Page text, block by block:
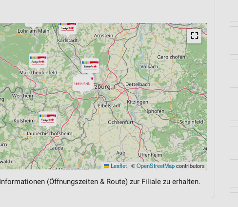
⛶
Leaflet | ©OpenStreetMapcontributors
(Öffnungszeiten & Route) zur Filiale zu erhalten.